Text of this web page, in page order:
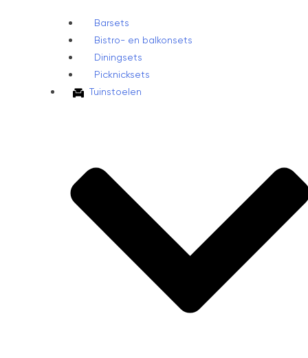
Barsets
Bistro- en balkonsets
Diningsets
Picknicksets
Tuinstoelen